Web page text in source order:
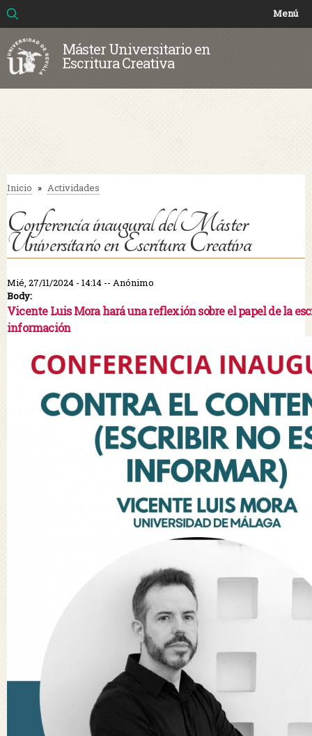
Menú
Máster Universitario en
Escritura Creativa
Formulario de búsqueda
Buscar
Se encuentra usted aquí
Inicio » Actividades
Conferencia inaugural del Máster
Universitario en Escritura Creativa
Mié, 27/11/2024 - 14:14 -- Anónimo
Body:
Vicente Luis Mora hará una reflexión sobre el papel de la
información